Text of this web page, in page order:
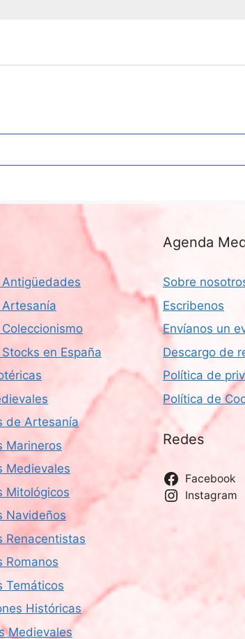
en España
de Artesanía
Marineros
Medievales
Mitológicos
Navideños
Renacentistas
Romanos
Temáticos
Históricas
Medievales
Agenda
Sobre
Escribenos
Envíanos un
Descargo de
Política de
Política de
Redes
Facebook
Instagram